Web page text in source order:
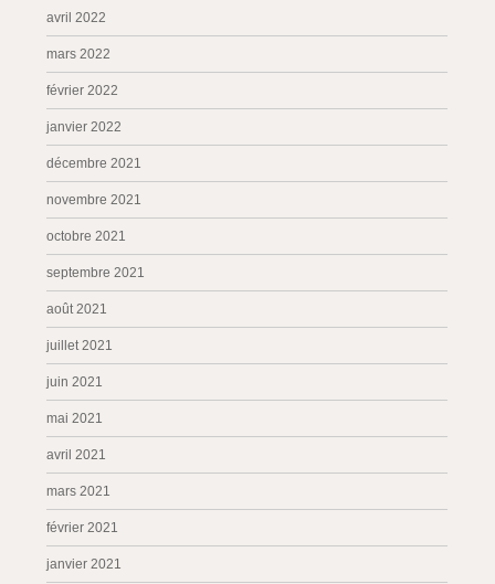
avril 2022
mars 2022
février 2022
janvier 2022
décembre 2021
novembre 2021
octobre 2021
septembre 2021
août 2021
juillet 2021
juin 2021
mai 2021
avril 2021
mars 2021
février 2021
janvier 2021